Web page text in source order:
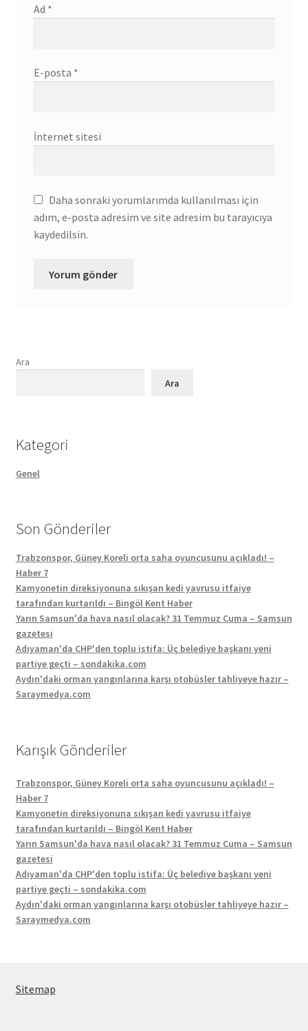
Ad *
E-posta *
İnternet sitesi
Daha sonraki yorumlarımda kullanılması için
adım, e-posta adresim ve site adresim bu tarayıcıya
kaydedilsin.
Ara
Ara
Kategori
Genel
Son Gönderiler
Trabzonspor, Güney Koreli orta saha oyuncusunu açıkladı! –
Haber 7
Kamyonetin direksiyonuna sıkışan kedi yavrusu itfaiye
tarafından kurtarıldı – Bingöl Kent Haber
Yarın Samsun'da hava nasıl olacak? 31 Temmuz Cuma – Samsun
gazetesi
Adıyaman'da CHP'den toplu istifa: Üç belediye başkanı yeni
partiye geçti – sondakika.com
Aydın'daki orman yangınlarına karşı otobüsler tahliyeye hazır –
Saraymedya.com
Karışık Gönderiler
Trabzonspor, Güney Koreli orta saha oyuncusunu açıkladı! –
Haber 7
Kamyonetin direksiyonuna sıkışan kedi yavrusu itfaiye
tarafından kurtarıldı – Bingöl Kent Haber
Yarın Samsun'da hava nasıl olacak? 31 Temmuz Cuma – Samsun
gazetesi
Adıyaman'da CHP'den toplu istifa: Üç belediye başkanı yeni
partiye geçti – sondakika.com
Aydın'daki orman yangınlarına karşı otobüsler tahliyeye hazır –
Saraymedya.com
Sitemap